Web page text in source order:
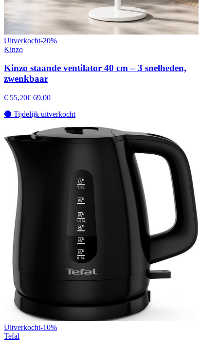
Uitverkocht-20%
Kinzo
Kinzo staande ventilator 40 cm – 3 snelheden,
zwenkbaar
€ 55,20€ 69,00
🔴 Tijdelijk uitverkocht
Uitverkocht-10%
Tefal